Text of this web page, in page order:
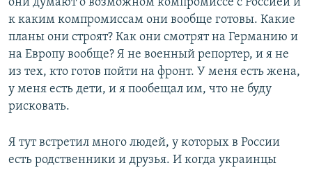
к каким компромиссам они вообще готовы. Какие
планы они строят? Как они смотрят на Германию и
на Европу вообще? Я не военный репортер, и я не
из тех, кто готов пойти на фронт. У меня есть жена,
у меня есть дети, и я пообещал им, что не буду
рисковать.
Я тут встретил много людей, у которых в России
есть родственники и друзья. И когда украинцы